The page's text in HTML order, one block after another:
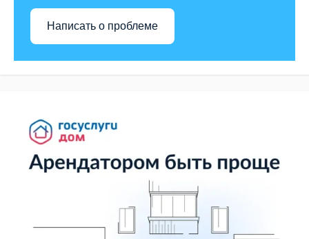
Написать о проблеме